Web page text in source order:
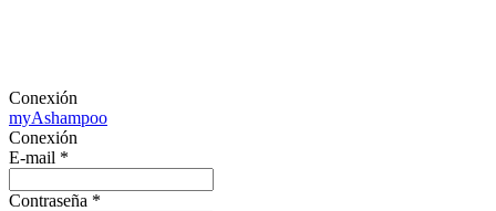
Conexión
myAshampoo
Conexión
E-mail *
Contraseña *